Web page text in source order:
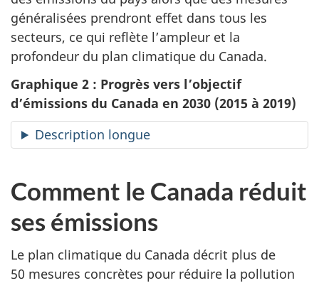
généralisées prendront effet dans tous les
secteurs, ce qui reflète l’ampleur et la
profondeur du plan climatique du Canada.
Graphique 2 : Progrès vers l’objectif
d’émissions du Canada en 2030 (2015 à 2019)
Description longue
Comment le Canada réduit
ses émissions
Le plan climatique du Canada décrit plus de
50 mesures concrètes pour réduire la pollution